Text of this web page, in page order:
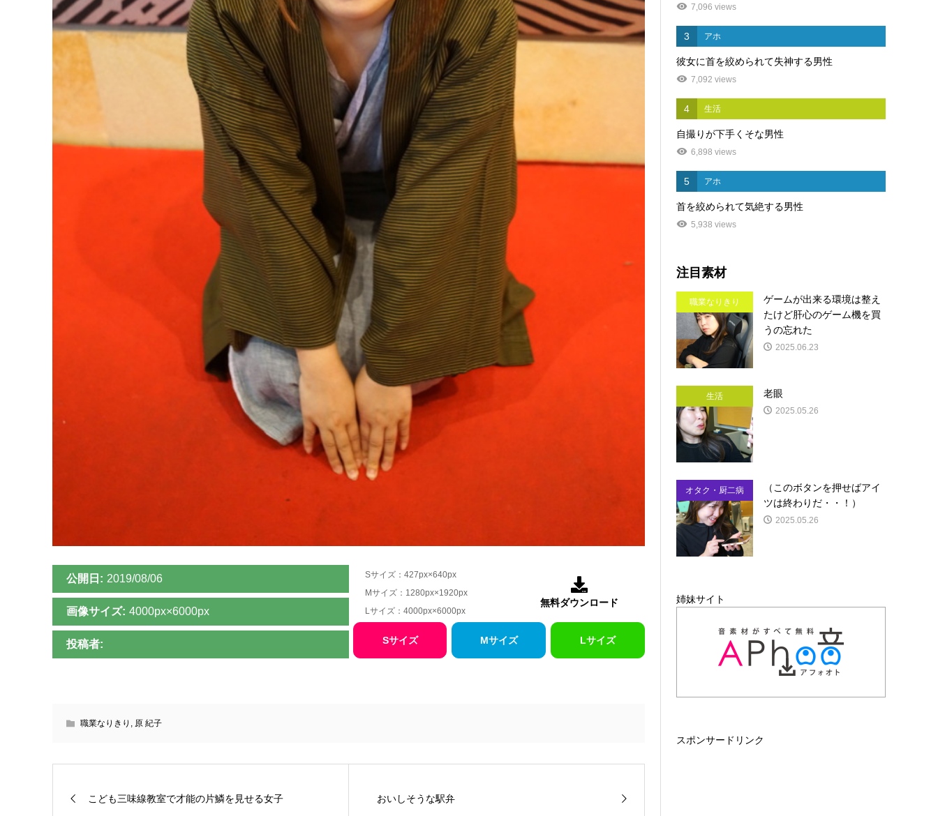
公開日: 2019/08/06
画像サイズ: 4000px×6000px
投稿者:
Sサイズ：427px×640px
Mサイズ：1280px×1920px
Lサイズ：4000px×6000px

無料ダウンロード
Sサイズ Mサイズ Lサイズ
職業なりきり , 原 紀子
こども三味線教室で才能の片鱗を見せる女子 おいしそうな駅弁
7,096 views
3 アホ
彼女に首を絞められて失神する男性
7,092 views
4 生活
自撮りが下手くそな男性
6,898 views
5 アホ
首を絞められて気絶する男性
5,938 views
注目素材
職業なりきり
ゲームが出来る環境は整え
たけど肝心のゲーム機を買
うの忘れた
2025.06.23
生活 老眼
2025.05.26
オタク・厨二病
（このボタンを押せばアイ
ツは終わりだ・・！）
2025.05.26
姉妹サイト
スポンサードリンク